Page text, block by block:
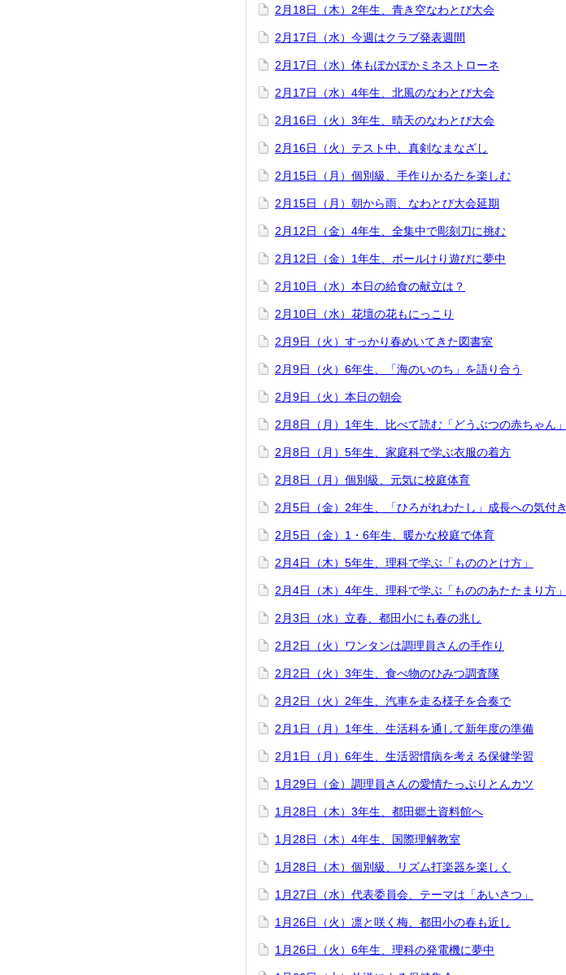
2月18日（木）2年生、青き空なわとび大会
2月17日（水）今週はクラブ発表週間
2月17日（水）体もぽかぽかミネストローネ
2月17日（水）4年生、北風のなわとび大会
2月16日（火）3年生、晴天のなわとび大会
2月16日（火）テスト中、真剣なまなざし
2月15日（月）個別級、手作りかるたを楽しむ
2月15日（月）朝から雨、なわとび大会延期
2月12日（金）4年生、全集中で彫刻刀に挑む
2月12日（金）1年生、ボールけり遊びに夢中
2月10日（水）本日の給食の献立は？
2月10日（水）花壇の花もにっこり
2月9日（火）すっかり春めいてきた図書室
2月9日（火）6年生、「海のいのち」を語り合う
2月9日（火）本日の朝会
2月8日（月）1年生、比べて読む「どうぶつの赤ちゃん」
2月8日（月）5年生、家庭科で学ぶ衣服の着方
2月8日（月）個別級、元気に校庭体育
2月5日（金）2年生、「ひろがれわたし」成長への気付き
2月5日（金）1・6年生、暖かな校庭で体育
2月4日（木）5年生、理科で学ぶ「もののとけ方」
2月4日（木）4年生、理科で学ぶ「もののあたたまり方」
2月3日（水）立春、都田小にも春の兆し
2月2日（火）ワンタンは調理員さんの手作り
2月2日（火）3年生、食べ物のひみつ調査隊
2月2日（火）2年生、汽車を走る様子を合奏で
2月1日（月）1年生、生活科を通して新年度の準備
2月1日（月）6年生、生活習慣病を考える保健学習
1月29日（金）調理員さんの愛情たっぷりとんカツ
1月28日（木）3年生、都田郷土資料館へ
1月28日（木）4年生、国際理解教室
1月28日（木）個別級、リズム打楽器を楽しく
1月27日（水）代表委員会、テーマは「あいさつ」
1月26日（火）凛と咲く梅、都田小の春も近し
1月26日（火）6年生、理科の発電機に夢中